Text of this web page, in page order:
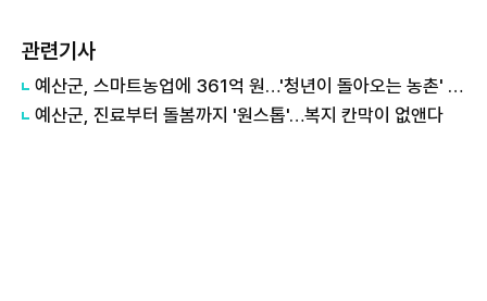
관련기사
예산군, 스마트농업에 361억 원…'청년이 돌아오는 농촌' 만든다
예산군, 진료부터 돌봄까지 '원스톱'…복지 칸막이 없앤다